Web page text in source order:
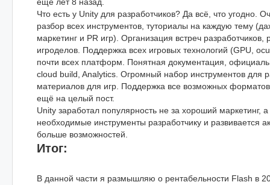
ещё лет 8 назад.
Что есть у Unity для разработчиков? Да всё, что угодно.
разбор всех инструментов, туториалы на каждую тему
маркетинг и PR игр). Организация встреч разработчиков,
игроделов. Поддержка всех игровых технологий (GPU,
почти всех платформ. Понятная документация,
cloud build, Analytics. Огромный набор инструментов для
материалов для игр. Поддержка все возможных
ещё на целый пост.
Unity заработал популярность не за хороший маркетинг, а
необходимые инструменты разработчику и развивается
больше возможностей.
Итог:
В данной части я размышляю о рентабельности Flash в